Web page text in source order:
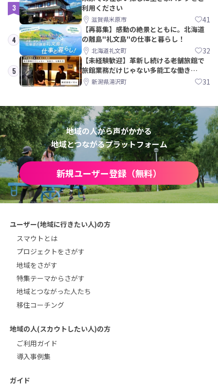
3
利用ください
滋賀県米原市 41
4
【再募集】感動の絶景とともに。北海道
の離島"礼文島"の仕事と暮らし！
北海道礼文町 32
5
【未経験歓迎】革新し続ける老舗旅館で
旅館業務だけじゃない多能工な働き
方。 株式会社いせん
新潟県湯沢町 31
地域の人から声がかかる
地域とつながるプラットフォーム
新規ユーザー登録（無料）
ユーザー(地域に行きたい人)の方
スマウトとは
プロジェクトをさがす
地域をさがす
特集テーマからさがす
地域とつながった人たち
移住コーチング
地域の人(スカウトしたい人)の方
ご利用ガイド
導入事例集
ガイド